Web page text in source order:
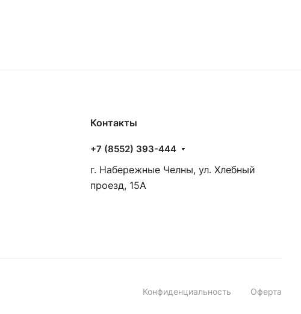
Контакты
+7 (8552) 393-444
г. Набережные Челны, ул. Хлебный
проезд, 15А
Конфиденциальность Оферта